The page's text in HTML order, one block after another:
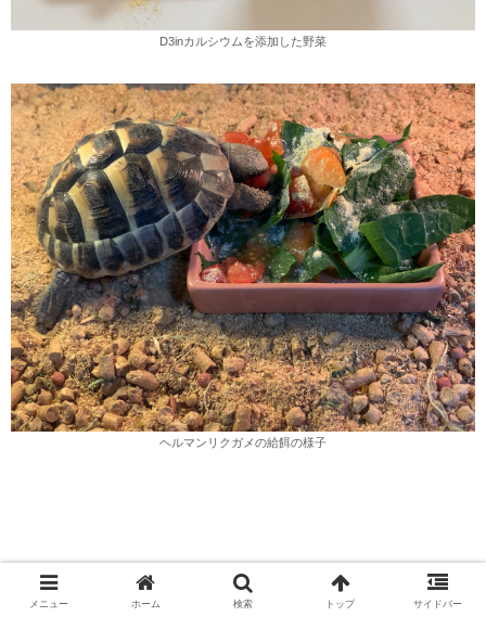
D3inカルシウムを添加した野菜
ヘルマンリクガメの給餌の様子
メニュー ホーム 検索 トップ サイドバー